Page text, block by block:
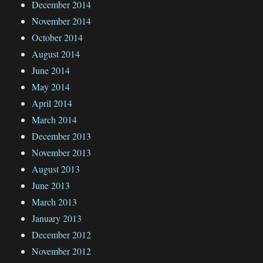
December 2014
November 2014
October 2014
August 2014
June 2014
May 2014
April 2014
March 2014
December 2013
November 2013
August 2013
June 2013
March 2013
January 2013
December 2012
November 2012